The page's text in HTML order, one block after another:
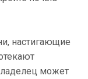
настигающие
может